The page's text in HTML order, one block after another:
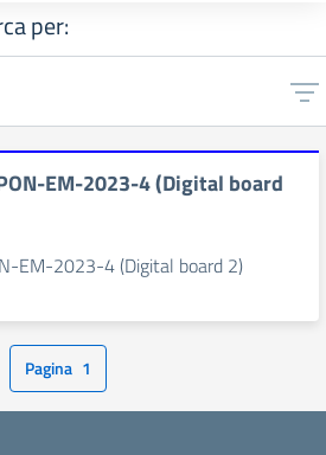
per:
EM-2023-4 (Digital board
EM-2023-4 (Digital board 2)
Pagina 1